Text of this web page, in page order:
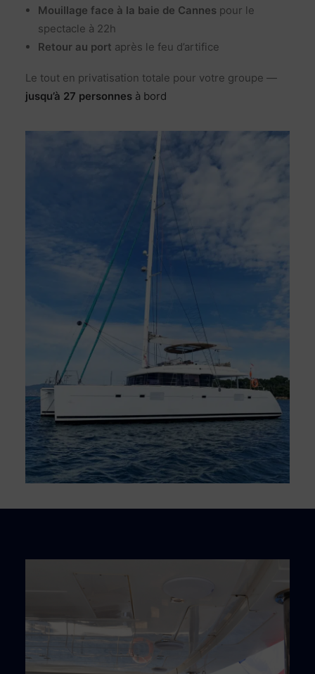
Mouillage face à la baie de Cannes pour le
spectacle à 22h
Retour au port après le feu d’artifice
Le tout en privatisation totale pour votre groupe —
jusqu’à 27 personnes à bord